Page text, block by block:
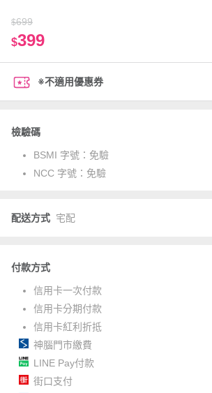
$699
$399
※不適用優惠券
檢驗碼
BSMI 字號： 免驗
NCC 字號： 免驗
配送方式 宅配
付款方式
信用卡一次付款
信用卡分期付款
信用卡紅利折抵
神腦門市繳費
LINE Pay付款
街口支付